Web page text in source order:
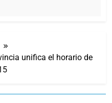
unifica el horario de